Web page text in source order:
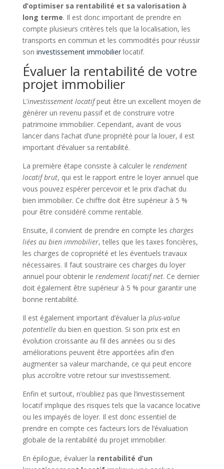
d’optimiser sa rentabilité et sa valorisation à
long terme. Il est donc important de prendre en
compte plusieurs critères tels que la localisation, les
transports en commun et les commodités pour réussir
son investissement immobilierlocatif.
Évaluer la rentabilité de votre
projet immobilier
L’investissement locatifpeut être un excellent moyen de
générer un revenu passif et de construire votre
patrimoine immobilier. Cependant, avant de vous
lancer dans l’achat d’une propriété pour la louer, il est
important d’évaluer sa rentabilité.
La première étape consiste à calculer le rendement
locatif brut, qui est le rapport entre le loyer annuel que
vous pouvez espérer percevoir et le prix d’achat du
bien immobilier. Ce chiffre doit être supérieur à 5 %
pour être considéré comme rentable.
Ensuite, il convient de prendre en compte les charges
liées au bien immobilier, telles que les taxes foncières,
les charges de copropriété et les éventuels travaux
nécessaires. Il faut soustraire ces charges du loyer
annuel pour obtenir le rendement locatif net. Ce dernier
doit également être supérieur à 5 % pour garantir une
bonne rentabilité.
Il est également important d’évaluer la plus-value
potentielledu bien en question. Si son prix est en
évolution croissante au fil des années ou si des
améliorations peuvent être apportées afin d’en
augmenter sa valeur marchande, ce qui peut encore
plus accroître votre retour sur investissement.
Enfin et surtout, n’oubliez pas que l’investissement
locatif implique des risques tels que la vacance locative
ou les impayés de loyer. Il est donc essentiel de
prendre en compte ces facteurs lors de l’évaluation
globale de la rentabilité du projet immobilier.
En épilogue, évaluer la rentabilité d’un